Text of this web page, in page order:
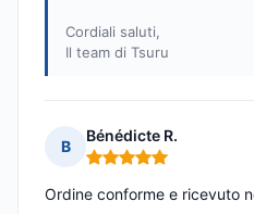
Cordiali saluti,
Il team di Tsuru
B
Bénédicte R.
Nota: 5 su 5
Ordine conforme e ricevuto